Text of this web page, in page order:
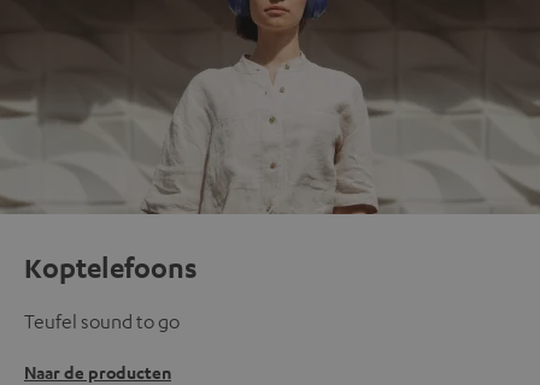
Koptelefoons
Teufel sound to go
Naar de producten